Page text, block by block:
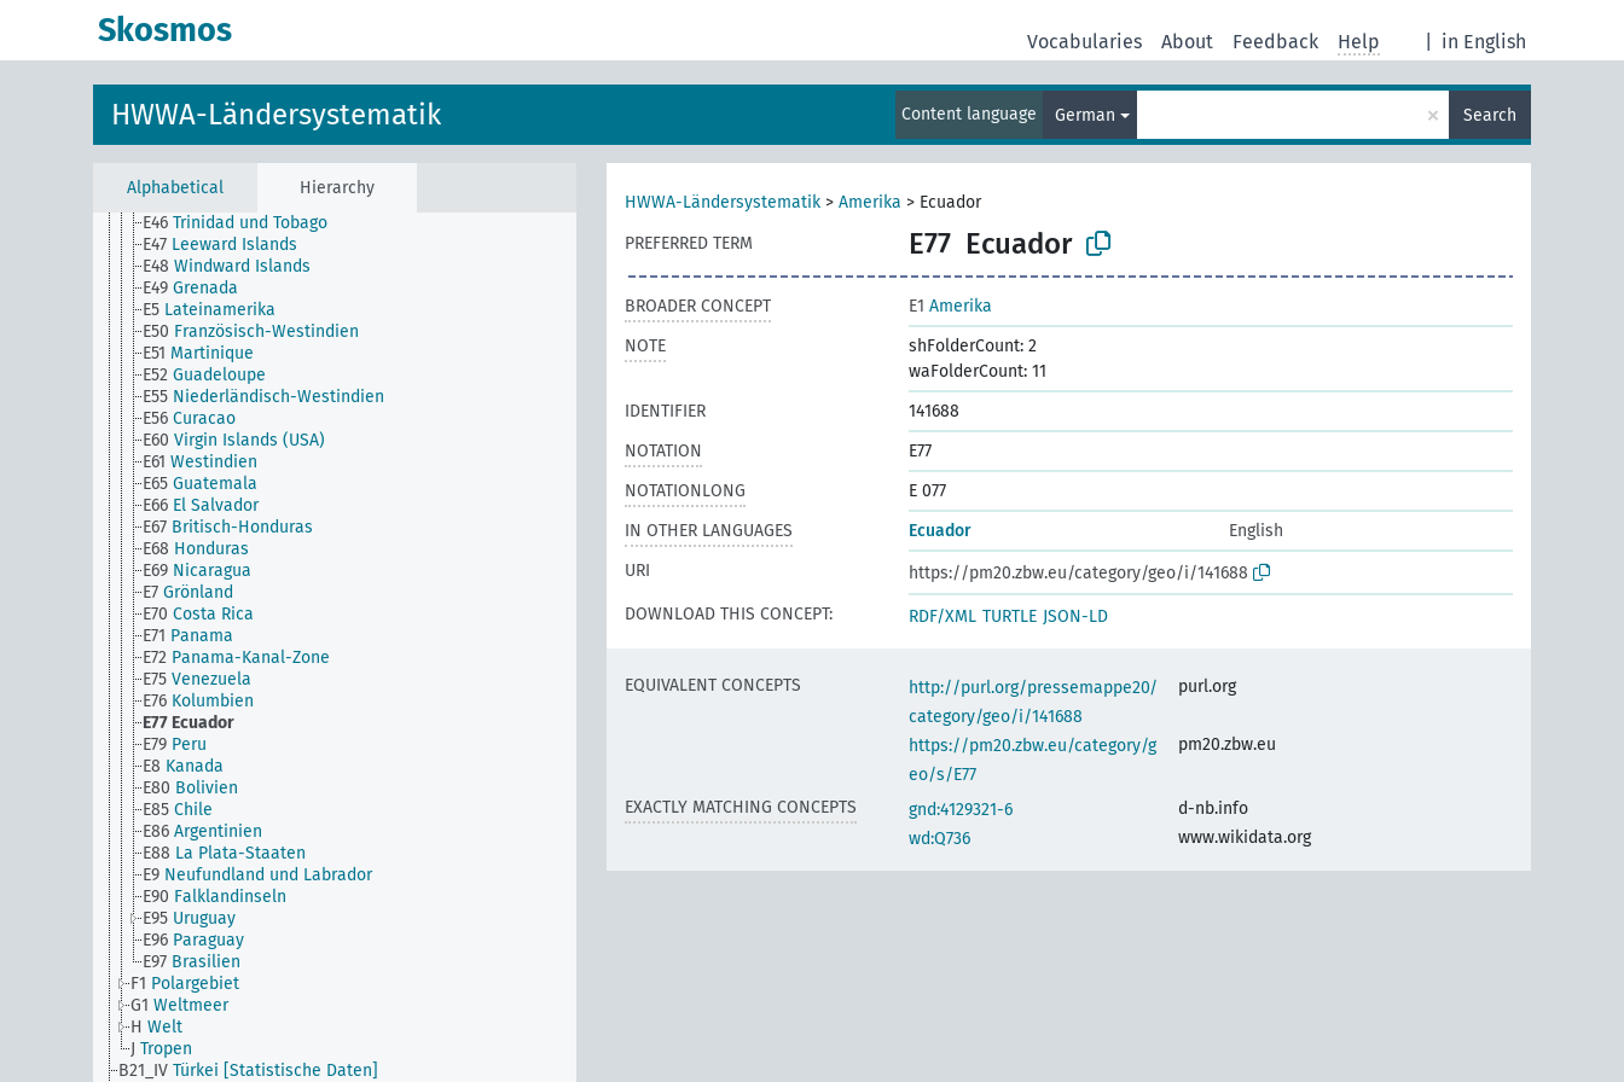
Skosmos in English
Vocabularies About Feedback Help
HWWA-Ländersystematik Content language German × Search
Alphabetical Hierarchy
E25 Haiti
E28 Jamaika
E4 Südamerika
E45
E46 Trinidad und Tobago
E47 Leeward Islands
E48 Windward Islands
E49 Grenada
E5 Lateinamerika
E50 Französisch-Westindien
E51 Martinique
E52 Guadeloupe
E55 Niederländisch-Westindien
E56 Curacao
E60 Virgin Islands (USA)
E61 Westindien
E65 Guatemala
E66 El Salvador
E67 Britisch-Honduras
E68 Honduras
E69 Nicaragua
E7 Grönland
E70 Costa Rica
E71 Panama
E72 Panama-Kanal-Zone
E75 Venezuela
E76 Kolumbien
E77 Ecuador
E79 Peru
E8 Kanada
E80 Bolivien
E85 Chile
E86 Argentinien
E88 La Plata-Staaten
E9 Neufundland und Labrador
E90 Falklandinseln
E95 Uruguay
E96 Paraguay
E97 Brasilien
F1 Polargebiet
G1 Weltmeer
H Welt
J Tropen
B21_IV Türkei [Statistische Daten]
HWWA-Ländersystematik > Amerika > Ecuador
PREFERRED TERM
E77 Ecuador
BROADER CONCEPT E1 Amerika
NOTE
shFolderCount: 2
waFolderCount: 11
IDENTIFIER
141688
NOTATION
E77
NOTATIONLONG
E 077
IN OTHER LANGUAGES
Ecuador
English
URI
https://pm20.zbw.eu/category/geo/i/141688
DOWNLOAD THIS CONCEPT:
RDF/XML TURTLE JSON-LD
EQUIVALENT CONCEPTS
http://purl.org/pressemappe20/
category/geo/i/141688
purl.org
https://pm20.zbw.eu/category/g
eo/s/E77
pm20.zbw.eu
EXACTLY MATCHING CONCEPTS gnd:4129321-6
d-nb.info
wd:Q736
www.wikidata.org